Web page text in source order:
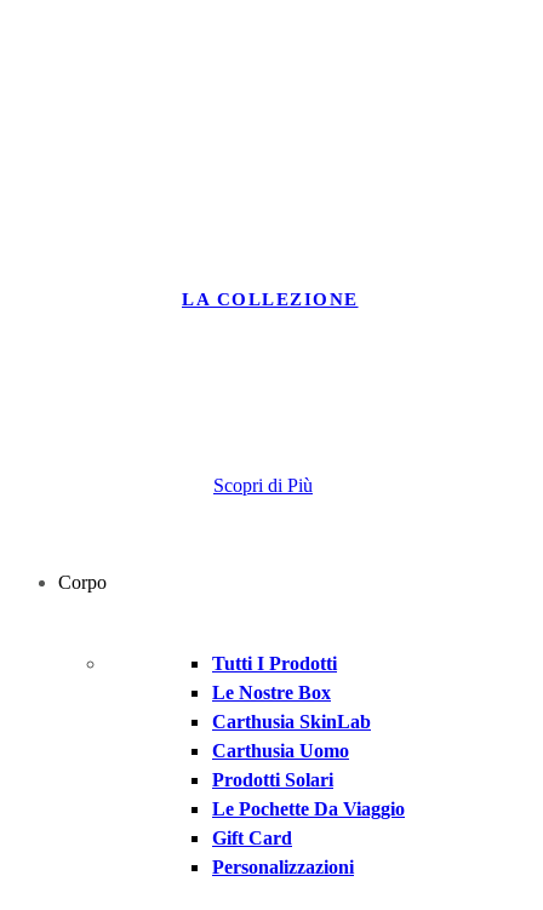
LA COLLEZIONE
Scopri di Più
Corpo
Tutti I Prodotti
Le Nostre Box
Carthusia SkinLab
Carthusia Uomo
Prodotti Solari
Le Pochette Da Viaggio
Gift Card
Personalizzazioni